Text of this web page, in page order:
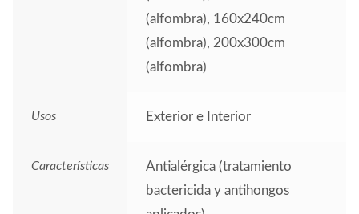
(alfombra), 160x240cm
(alfombra), 200x300cm
(alfombra)
Usos Exterior e Interior
Características
Antialérgica (tratamiento
bactericida y antihongos